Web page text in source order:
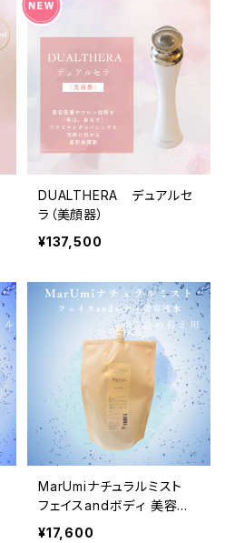
DUALTHERA デュアルセ
ラ（美顔器）
¥137,500
MarUmiナチュラルミスト
フェイスandボディ 美容液
水 詰め替え用
¥17,600